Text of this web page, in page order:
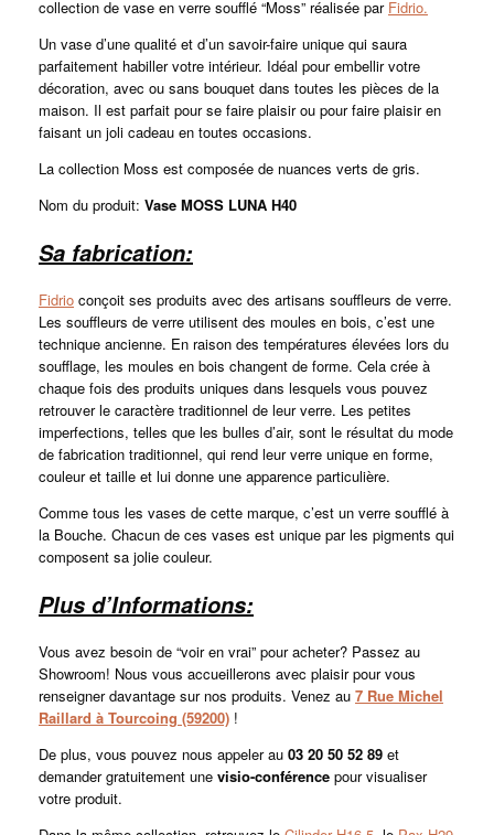
collection de vase en verre soufflé “Moss” réalisée par Fidrio.
Un vase d’une qualité et d’un savoir-faire unique qui saura
parfaitement habiller votre intérieur. Idéal pour embellir votre
décoration, avec ou sans bouquet dans toutes les pièces de la
maison. Il est parfait pour se faire plaisir ou pour faire plaisir en
faisant un joli cadeau en toutes occasions.
La collection Moss est composée de nuances verts de gris.
Nom du produit: Vase MOSS LUNA H40
Sa fabrication:
Fidrio conçoit ses produits avec des artisans souffleurs de verre.
Les souffleurs de verre utilisent des moules en bois, c’est une
technique ancienne. En raison des températures élevées lors du
soufflage, les moules en bois changent de forme. Cela crée à
chaque fois des produits uniques dans lesquels vous pouvez
retrouver le caractère traditionnel de leur verre. Les petites
imperfections, telles que les bulles d’air, sont le résultat du mode
de fabrication traditionnel, qui rend leur verre unique en forme,
couleur et taille et lui donne une apparence particulière.
Comme tous les vases de cette marque, c’est un verre soufflé à
la Bouche. Chacun de ces vases est unique par les pigments qui
composent sa jolie couleur.
Plus d’Informations:
Vous avez besoin de “voir en vrai” pour acheter? Passez au
Showroom! Nous vous accueillerons avec plaisir pour vous
renseigner davantage sur nos produits. Venez au 7 Rue Michel
Raillard à Tourcoing (59200) !
De plus, vous pouvez nous appeler au 03 20 50 52 89 et
demander gratuitement une visio-conférence pour visualiser
votre produit.